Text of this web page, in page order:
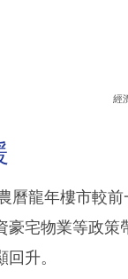
經
曆龍年樓市較
豪宅物業等政
升。